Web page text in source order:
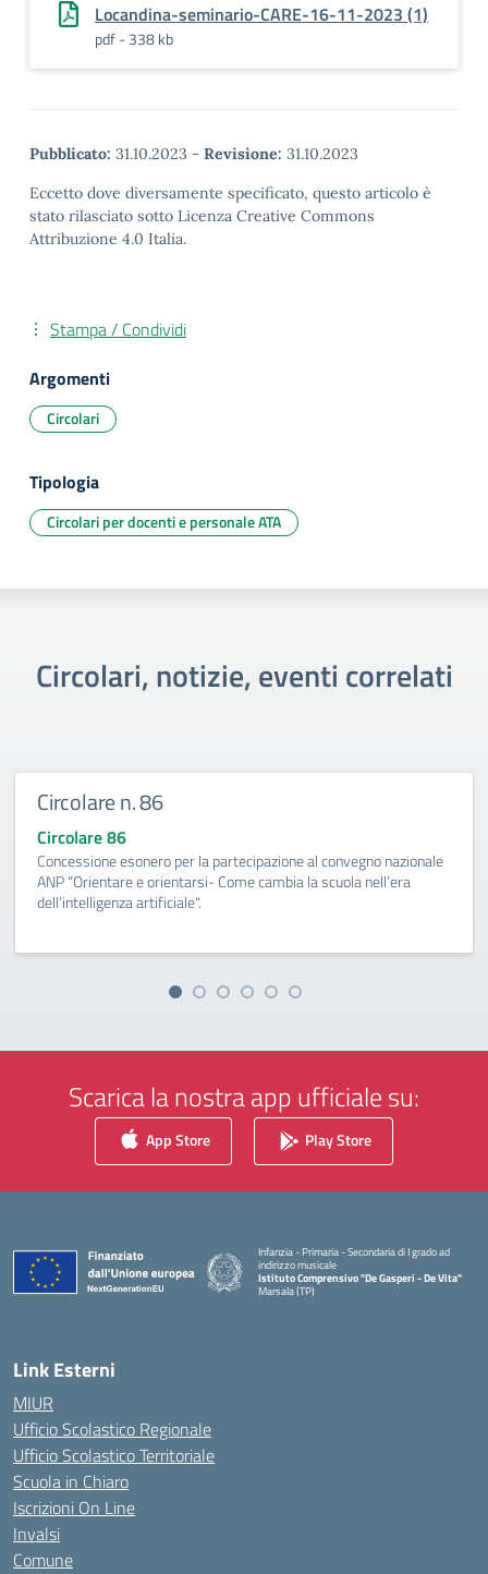
Locandina-seminario-CARE-16-11-2023 (1)
pdf - 338 kb
Pubblicato: 31.10.2023 - Revisione: 31.10.2023
Eccetto dove diversamente specificato, questo articolo è
stato rilasciato sotto Licenza Creative Commons
Attribuzione 4.0 Italia.
Stampa / Condividi
Argomenti
Circolari
Tipologia
Circolari per docenti e personale ATA
Circolari, notizie, eventi correlati
Circolare n. 86
Circolare 86
Concessione esonero per la partecipazione al convegno nazionale
ANP “Orientare e orientarsi- Come cambia la scuola nell’era
dell’intelligenza artificiale".
Scarica la nostra app ufficiale su:
App Store Play Store
Infanzia - Primaria - Secondaria di I grado ad
indirizzo musicale
Istituto Comprensivo "De Gasperi - De Vita"
Marsala (TP)
Link Esterni
MIUR
Ufficio Scolastico Regionale
Ufficio Scolastico Territoriale
Scuola in Chiaro
Iscrizioni On Line
Invalsi
Comune